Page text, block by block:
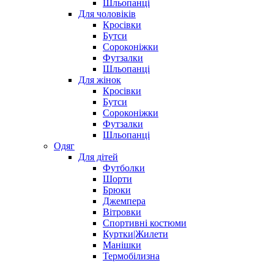
Шльопанці
Для чоловіків
Кросівки
Бутси
Сороконіжки
Футзалки
Шльопанці
Для жінок
Кросівки
Бутси
Сороконіжки
Футзалки
Шльопанці
Одяг
Для дітей
Футболки
Шорти
Брюки
Джемпера
Вітровки
Спортивні костюми
Куртки|Жилети
Манішки
Термобілизна